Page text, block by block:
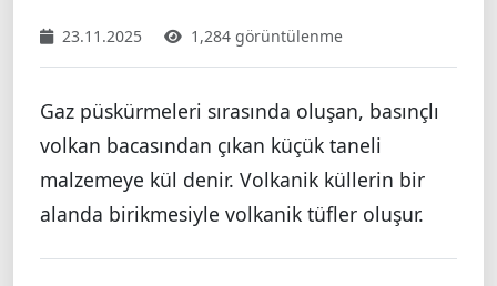
23.11.2025 1,284 görüntülenme
Gaz püskürmeleri sırasında oluşan, basınçlı
volkan bacasından çıkan küçük taneli
malzemeye kül denir. Volkanik küllerin bir
alanda birikmesiyle volkanik tüfler oluşur.